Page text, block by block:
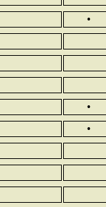
•
•
•